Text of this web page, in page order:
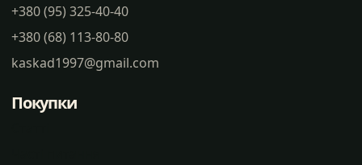
+380 (95) 325-40-40
+380 (68) 113-80-80
kaskad1997@gmail.com
Покупки